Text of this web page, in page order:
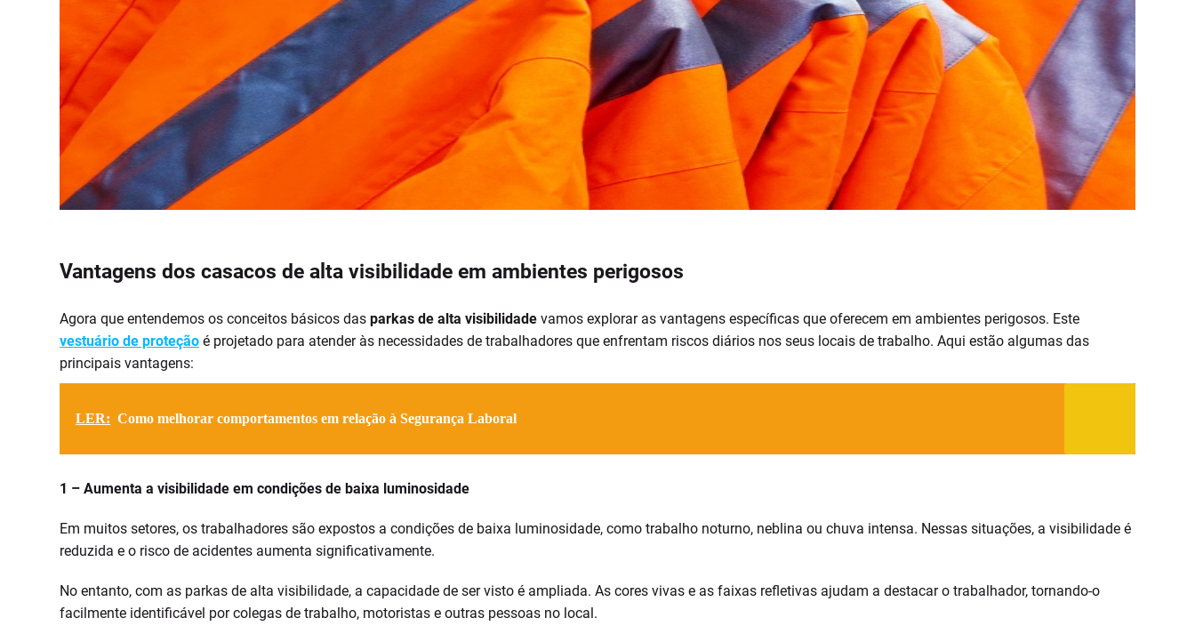
Vantagens dos casacos de alta visibilidade em ambientes perigosos
Agora que entendemos os conceitos básicos dasparkas de alta visibilidade vamos explorar as vantagens específicas que oferecem em ambientes perigosos. Este
vestuário de proteção é projetado para atender às necessidades de trabalhadores que enfrentam riscos diários nos seus locais de trabalho. Aqui estão algumas das
principais vantagens:
LER: Como melhorar comportamentos em relação à Segurança Laboral
1 – Aumenta a visibilidade em condições de baixa luminosidade
Em muitos setores, os trabalhadores são expostos a condições de baixa luminosidade, como trabalho noturno, neblina ou chuva intensa. Nessas situações, a visibilidade é
reduzida e o risco de acidentes aumenta significativamente.
No entanto, com as parkas de alta visibilidade, a capacidade de ser visto é ampliada. As cores vivas e as faixas refletivas ajudam a destacar o trabalhador, tornando-o
facilmente identificável por colegas de trabalho, motoristas e outras pessoas no local.